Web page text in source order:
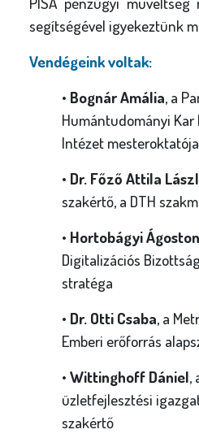
segítségével igyekeztünk
Vendégeink voltak:
• Bognár Amália, a
Humántudományi
Intézet mesteroktatója
• Dr. Főző Attila
szakértő, a DTH
• Hortobágyi Ágoston
Digitalizációs
stratéga
• Dr. Otti Csaba, a
Emberi erőforrás
• Wittinghoff Dániel,
üzletfejlesztési
szakértő